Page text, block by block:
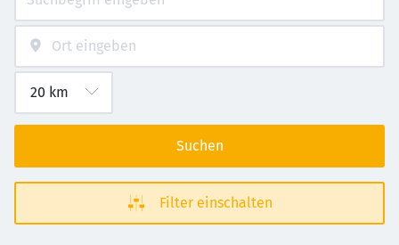
Suchen
Filter einschalten